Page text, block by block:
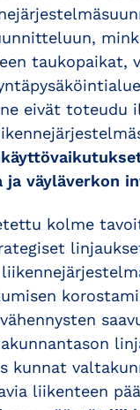
taukopaikat,
eivät toteudu
väyläverkon
kolme
kunnat
liikenteen